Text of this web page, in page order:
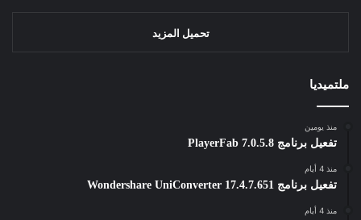
تحميل المزيد
ملتميديا
منذ يومين
تفعيل برنامج PlayerFab 7.0.5.8
منذ 4 أيام
تفعيل برنامج Wondershare UniConverter 17.4.7.651
منذ 4 أيام